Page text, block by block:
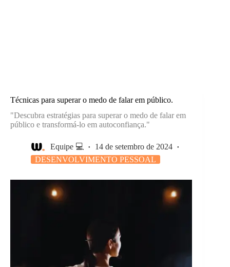
Técnicas para superar o medo de falar em público.
"Descubra estratégias para superar o medo de falar em
público e transformá-lo em autoconfiança."
Equipe 💻
14 de setembro de 2024
DESENVOLVIMENTO PESSOAL